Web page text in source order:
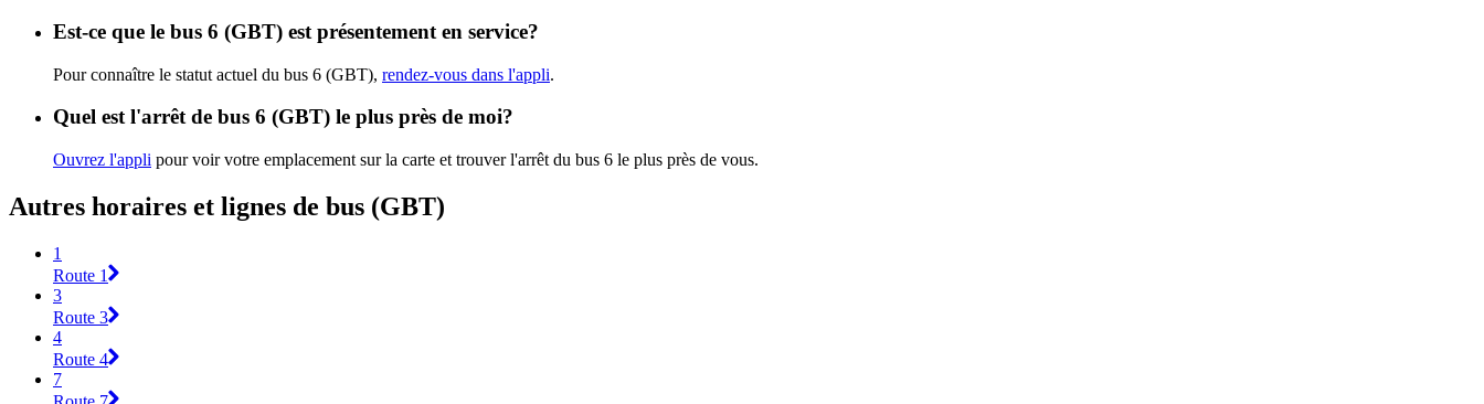
Est-ce que le bus 6 (GBT) est présentement en service?
Pour connaître le statut actuel du bus 6 (GBT), rendez-vous dans l'appli.
Quel est l'arrêt de bus 6 (GBT) le plus près de moi?
Ouvrez l'appli pour voir votre emplacement sur la carte et trouver l'arrêt du bus 6 le plus près de vous.
Autres horaires et lignes de bus (GBT)
1
Route 1
3
Route 3
4
Route 4
7